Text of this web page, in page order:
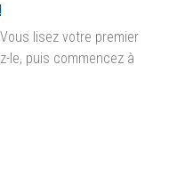
Vous lisez votre premier
le, puis commencez à